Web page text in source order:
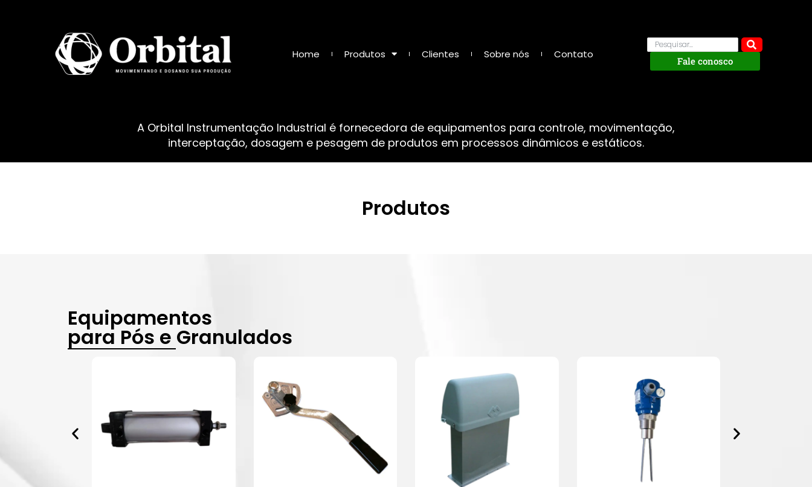
Home Produtos Clientes Sobre nós Contato
Fale conosco
A Orbital Instrumentação Industrial é fornecedora de equipamentos para controle, movimentação,
interceptação, dosagem e pesagem de produtos em processos dinâmicos e estáticos.
Produtos
Equipamentos
para Pós e Granulados